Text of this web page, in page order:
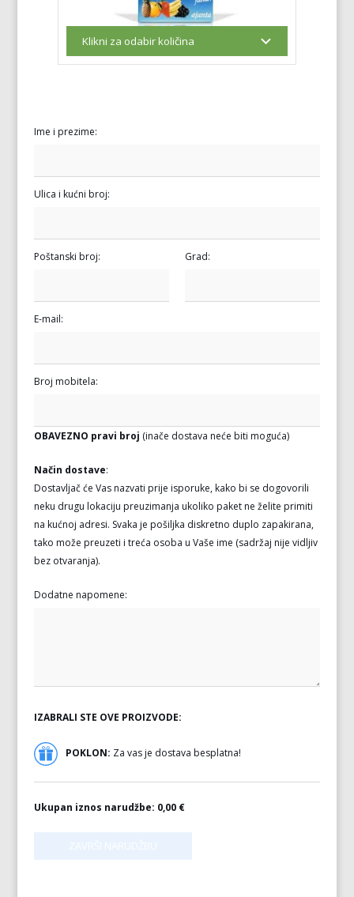
Ime i prezime:
Ulica i kućni broj:
Poštanski broj: Grad:
E-mail:
Broj mobitela:
OBAVEZNO pravi broj (inače dostava neće biti moguća)
Način dostave:
Dostavljač će Vas nazvati prije isporuke, kako bi se dogovorili
neku drugu lokaciju preuzimanja ukoliko paket ne želite primiti
na kućnoj adresi. Svaka je pošiljka diskretno duplo zapakirana,
tako može preuzeti i treća osoba u Vaše ime (sadržaj nije vidljiv
bez otvaranja).
Dodatne napomene:
IZABRALI STE OVE PROIZVODE:
POKLON: Za vas je dostava besplatna!
Ukupan iznos narudžbe: 0,00 €